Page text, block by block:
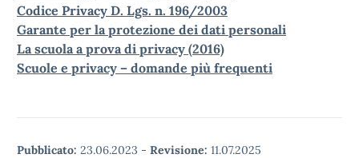
Codice Privacy D. Lgs. n. 196/2003
Garante per la protezione dei dati personali
La scuola a prova di privacy (2016)
Scuole e privacy – domande più frequenti
Pubblicato: 23.06.2023 - Revisione: 11.07.2025